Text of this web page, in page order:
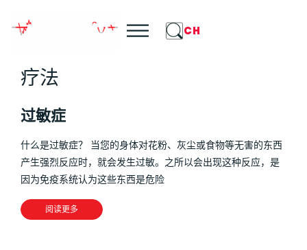
CH
疗法
过敏症
什么是过敏症？ 当您的身体对花粉、灰尘或食物等无害的东西
产生强烈反应时，就会发生过敏。之所以会出现这种反应，是
因为免疫系统认为这些东西是危险
阅读更多